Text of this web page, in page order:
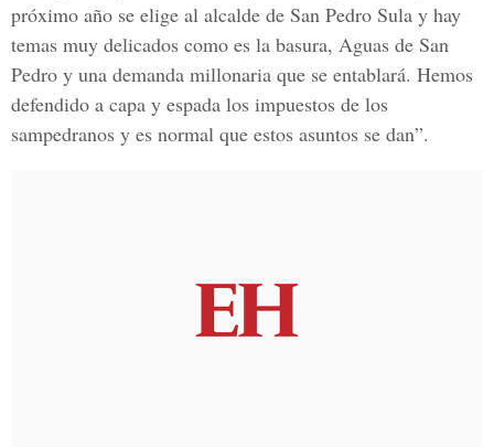
próximo año se elige al alcalde de San Pedro Sula y hay
temas muy delicados como es la basura, Aguas de San
Pedro y una demanda millonaria que se entablará. Hemos
defendido a capa y espada los impuestos de los
sampedranos y es normal que estos asuntos se dan”.